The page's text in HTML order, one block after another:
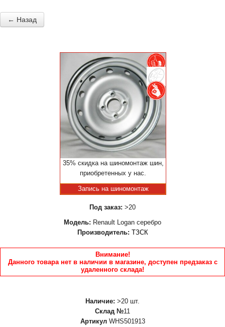
← Назад
35% скидка на шиномонтаж шин,
приобретенных у нас.
Запись на шиномонтаж
Под заказ: >20
Модель: Renault Logan серебро
Производитель: ТЗСК
Внимание!
Данного товара нет в наличии в магазине, доступен предзаказ с
удаленного склада!
Наличие: >20 шт.
Склад №11
Артикул WHS501913